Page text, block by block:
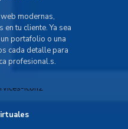
modernas,
tu cliente. Ya sea
portafolio o una
cada detalle para
profesional.s.